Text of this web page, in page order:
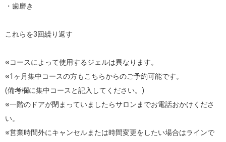
・歯磨き
これらを3回繰り返す
※コースによって使用するジェルは異なります。
※1ヶ月集中コースの方もこちらからのご予約可能です。
(備考欄に集中コースと記入してください。)
※一階のドアが閉まっていましたらサロンまでお電話おかけくださ
い。
※営業時間外にキャンセルまたは時間変更をしたい場合はラインで